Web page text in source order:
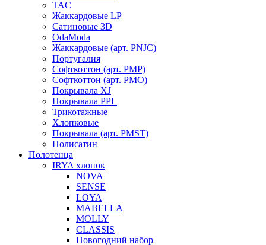
TAC
Жаккардовые LP
Сатиновые 3D
OdaModa
Жаккардовые (арт. PNJC)
Португалия
Софткоттон (арт. PMP)
Софткоттон (арт. PMO)
Покрывала XJ
Покрывала PPL
Трикотажные
Хлопковые
Покрывала (арт. PMST)
Полисатин
Полотенца
IRYA хлопок
NOVA
SENSE
LOYA
MABELLA
MOLLY
CLASSIS
Новогодний набор